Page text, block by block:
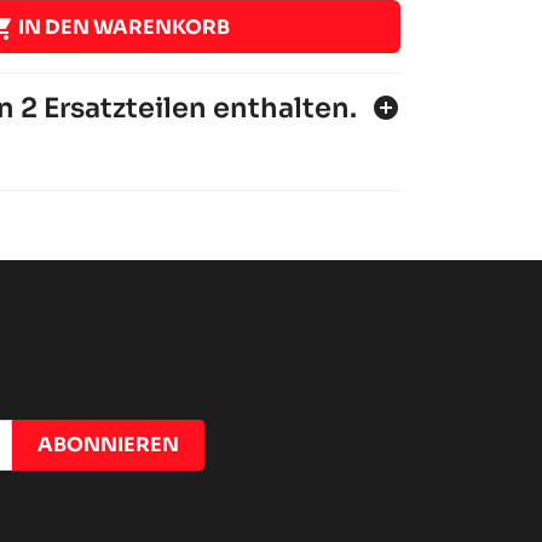
IN DEN WARENKORB
2 Ersatzteilen enthalten. add_circle